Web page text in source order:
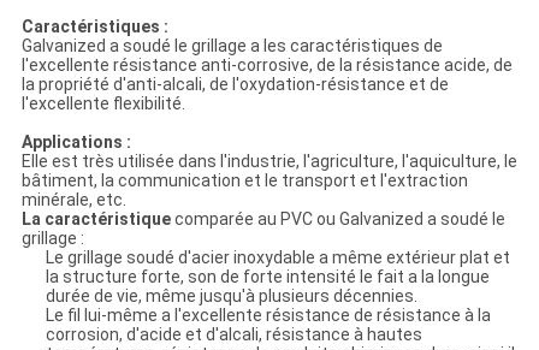
Caractéristiques :
Galvanized a soudé le grillage a les caractéristiques de
l'excellente résistance anti-corrosive, de la résistance acide, de
la propriété d'anti-alcali, de l'oxydation-résistance et de
l'excellente flexibilité.
Applications :
Elle est très utilisée dans l'industrie, l'agriculture, l'aquiculture, le
bâtiment, la communication et le transport et l'extraction
minérale, etc.
La caractéristiquecomparée au PVC ou Galvanized a soudé le
grillage :
Le grillage soudé d'acier inoxydable a même extérieur plat et
la structure forte, son de forte intensité le fait a la longue
durée de vie, même jusqu'à plusieurs décennies.
Le fil lui-même a l'excellente résistance de résistance à la
corrosion, d'acide et d'alcali, résistance à hautes